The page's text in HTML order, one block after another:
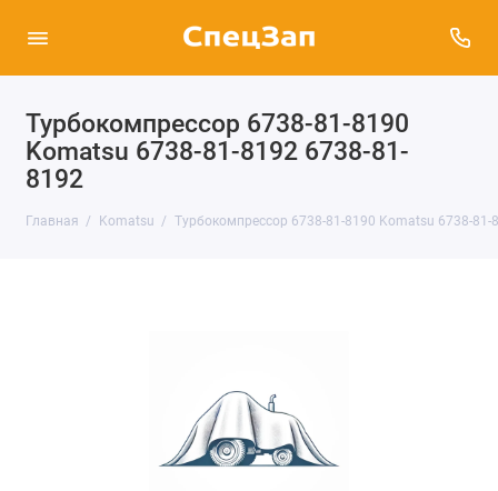
Турбокомпрессор 6738-81-8190
Komatsu 6738-81-8192 6738-81-
8192
Главная Komatsu Турбокомпрессор 6738-81-8190 Komatsu 6738-81-